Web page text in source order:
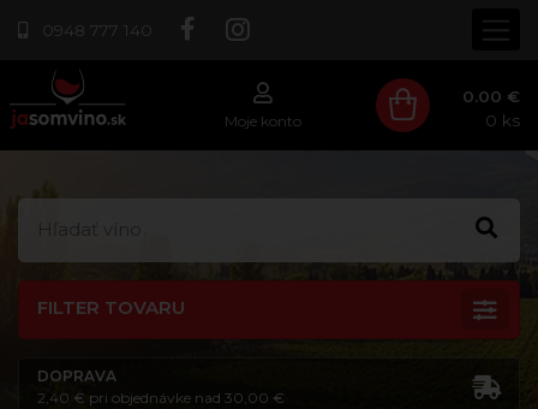
0948 777 140
Moje konto
0.00 €
0 ks
FILTER TOVARU
DOPRAVA
2,40 € pri objednávke nad 30,00 €